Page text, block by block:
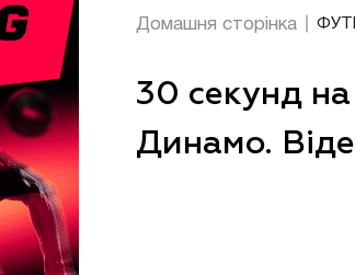
Домашня сторінка
30 секунд
Динамо.